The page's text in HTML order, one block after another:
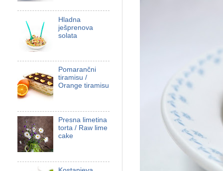
Hladna
ješprenova
solata
Pomarančni
tiramisu /
Orange tiramisu
Presna limetina
torta / Raw lime
cake